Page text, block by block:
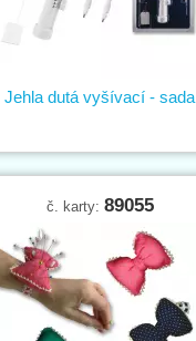
Jehla dutá vyšívací - sada
č. karty: 89055